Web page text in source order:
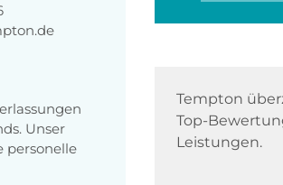
Unser
personelle
Tempton
Top-
Leistungen.